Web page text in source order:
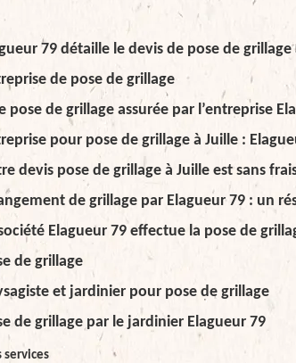
79 détaille le devis de pose de grillage
de pose de grillage
pose de grillage assurée par l’entreprise
pour pose de grillage à Juille :
devis pose de grillage à Juille est sans
de grillage par Elagueur 79 : un
Elagueur 79 effectue la pose de
de grillage
et jardinier pour pose de grillage
de grillage par le jardinier Elagueur 79
services